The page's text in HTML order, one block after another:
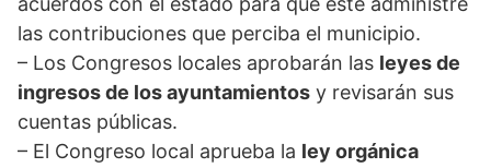
las contribuciones que perciba el municipio.
– Los Congresos locales aprobarán las leyes de
ingresos de los ayuntamientos y revisarán sus
cuentas públicas.
– El Congreso local aprueba la ley orgánica